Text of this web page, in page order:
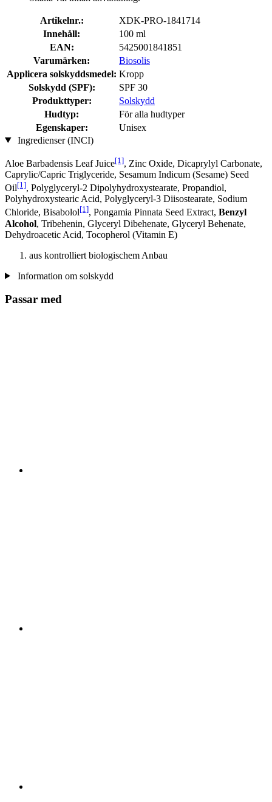
Artikelnr.:
XDK-PRO-1841714
Innehåll:
100 ml
EAN:
5425001841851
Varumärken:
Biosolis
Applicera solskyddsmedel: Kropp
Solskydd (SPF):
SPF 30
Produkttyper:
Solskydd
Hudtyp:
För alla hudtyper
Egenskaper:
Unisex
Ingredienser (INCI)
Aloe Barbadensis Leaf Juice[1], Zinc Oxide, Dicaprylyl Carbonate,
Caprylic/Capric Triglyceride, Sesamum Indicum (Sesame) Seed
Oil[1], Polyglyceryl-2 Dipolyhydroxystearate, Propandiol,
Polyhydroxystearic Acid, Polyglyceryl-3 Diisostearate, Sodium
Chloride, Bisabolol[1], Pongamia Pinnata Seed Extract, Benzyl
Alcohol, Tribehenin, Glyceryl Dibehenate, Glyceryl Behenate,
Dehydroacetic Acid, Tocopherol (Vitamin E)
aus kontrolliert biologischem Anbau
Information om solskydd
Passar med